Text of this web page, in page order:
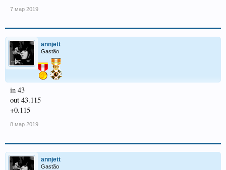
7 мар 2019
annjett
Gastão
in 43
out 43.115
+0.115
8 мар 2019
annjett
Gastão